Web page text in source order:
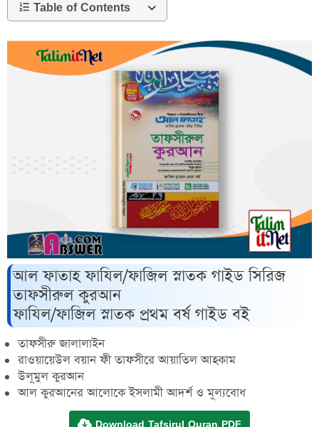
Table of Contents
আল ফাতাহ ফাযিল/ফাজিল স্নাতক গাইড সিরিজ
তাফসীরুল কুরআন
ফাযিল/ফাজিল স্নাতক প্রথম বর্ষ গাইড বই
তাফসীরু জালালাইন
রাওয়ায়েউল বয়ান ফী তাফসীরে আয়াতিল আহকাম
উলূমুল কুরআন
আল কুরআনের আলোকে ইসলামী আদর্শ ও মূল্যবোধ
Download Tafsirul Quran PDF